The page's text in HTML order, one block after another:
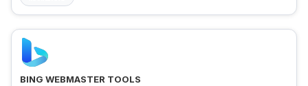
BING WEBMASTER TOOLS